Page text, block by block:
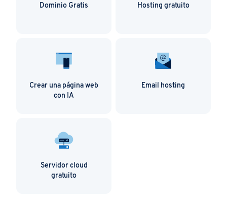
Dominio Gratis Hosting gratuito
Crear una página web
con IA
Email hosting
Servidor cloud
gratuito